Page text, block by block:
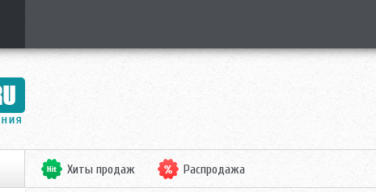
Хиты продаж Распродажа